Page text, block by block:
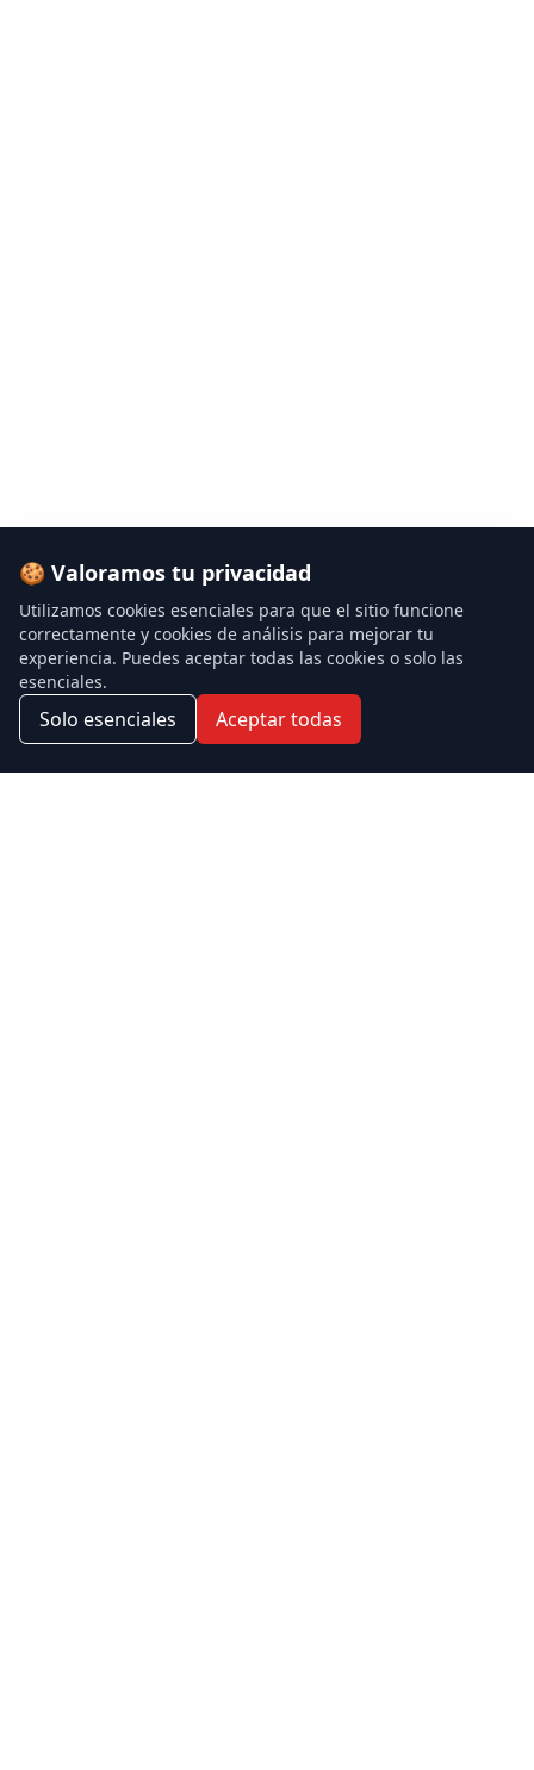
🍪 Valoramos tu privacidad
Utilizamos cookies esenciales para que el sitio funcione
correctamente y cookies de análisis para mejorar tu
experiencia. Puedes aceptar todas las cookies o solo las
esenciales.
Solo esenciales Aceptar todas